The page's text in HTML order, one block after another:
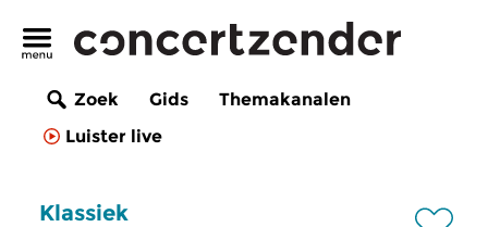
Zoek Gids
Themakanalen
Luister live
Klassiek